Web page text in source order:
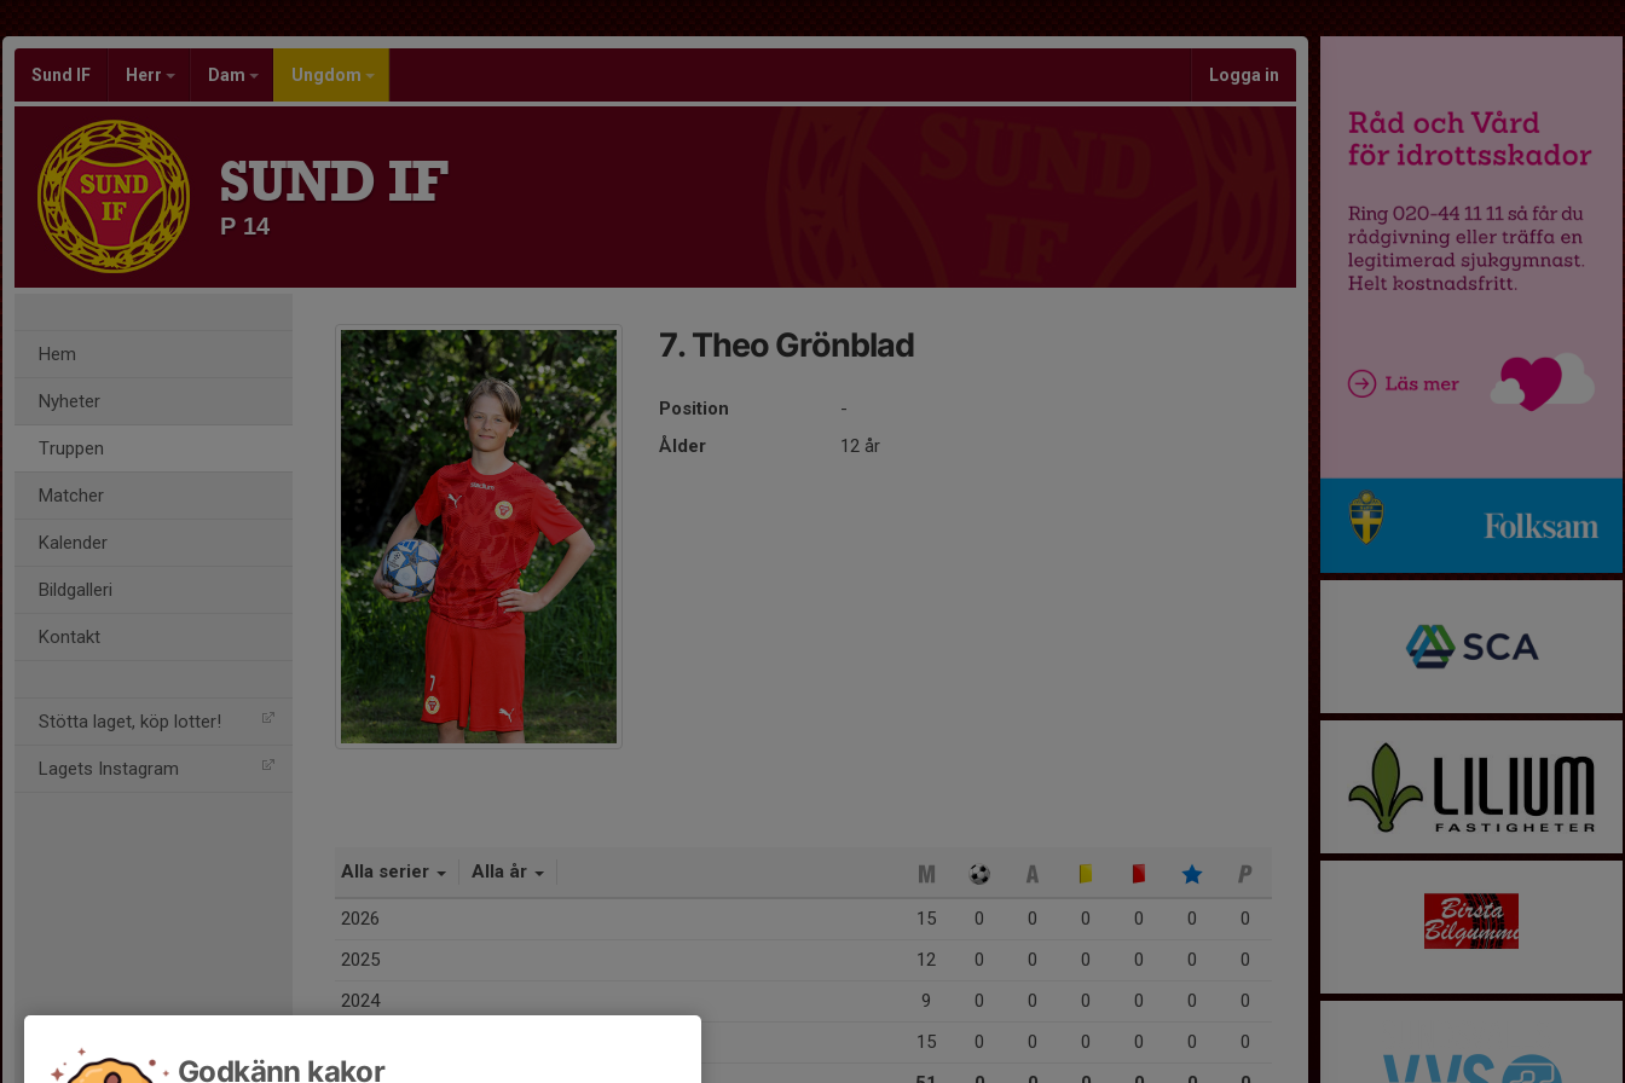
Sund IF Herr Dam Ungdom Logga in
SUND IF
P 14
Hem
Nyheter
Truppen
Matcher
Kalender
Bildgalleri
Kontakt
Stötta laget, köp lotter!
Lagets Instagram
7. Theo Grönblad
Position
-
Ålder
12 år
Alla serier Alla år
2026 15 0 0 0 0 0
0
2025
12 0 0 0 0 0
0
2024
9 0 0 0 0 0
0
15 0 0 0 0 0
0
Godkänn kakor